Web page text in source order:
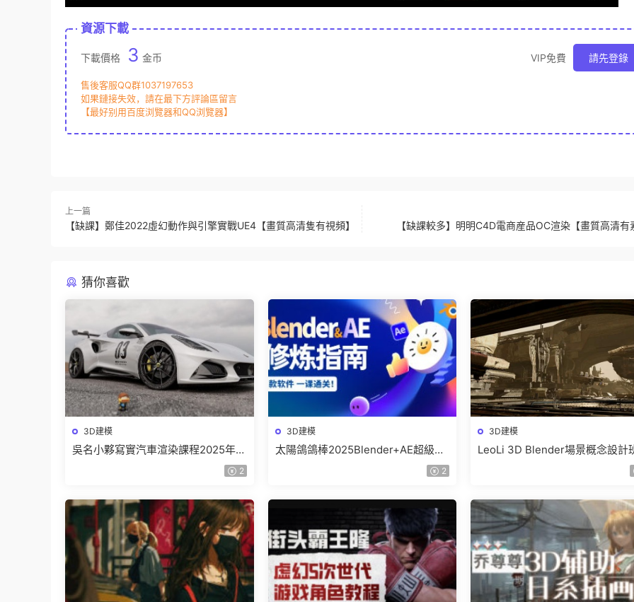
資源下載
下載價格 3 金币 VIP免費 請先登錄
售後客服QQ群1037197653
如果鏈接失效，請在最下方評論區留言
【最好别用百度浏覽器和QQ浏覽器】
上一篇
【缺課】鄭佳2022虛幻動作與引擎實戰UE4【畫質高清隻有視頻】 【缺課較多】明明C4D電商産品OC渲染【畫質高清有
猜你喜歡
3D建模
吳名小夥寫實汽車渲染課程2025年結
2
3D建模
太陽鴿鴿棒2025Blender+AE超級修
2
3D建模
LeoLi 3D Blender場景概念設計
6期2023年【畫質高清隻有視頻